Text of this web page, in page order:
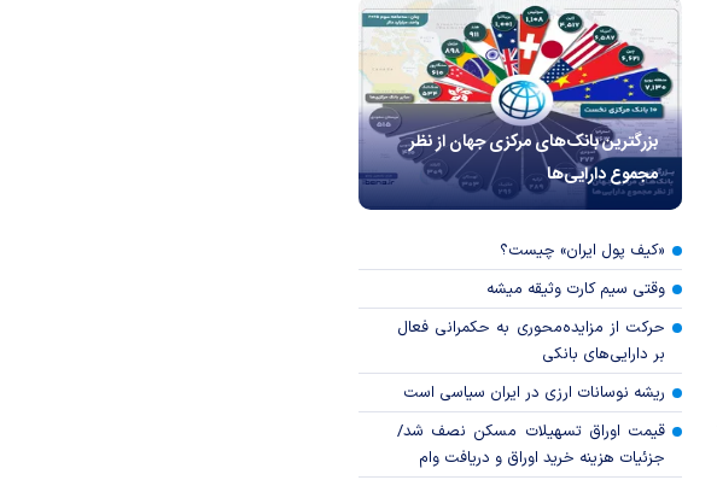
بزرگترین بانک‌های مرکزی جهان از نظر
مجموع دارایی‌ها
«کیف پول ایران» چیست؟
وقتی سیم کارت وثیقه میشه
حرکت از مزایده‌محوری به حکمرانی فعال
بر دارایی‌های بانکی
ریشه نوسانات ارزی در ایران سیاسی است
قیمت اوراق تسهیلات مسکن نصف شد/
جزئیات هزینه خرید اوراق و دریافت وام